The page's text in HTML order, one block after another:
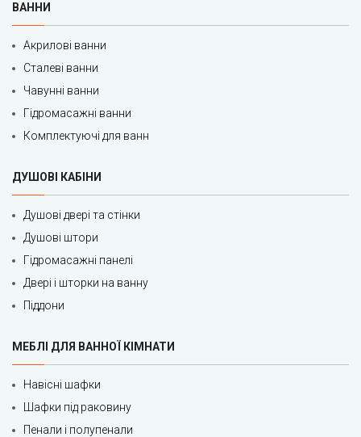
ВАННИ
Акрилові ванни
Сталеві ванни
Чавунні ванни
Гідромасажні ванни
Комплектуючі для ванн
ДУШОВІ КАБІНИ
Душові двері та стінки
Душові штори
Гідромасажні панелі
Двері і шторки на ванну
Піддони
МЕБЛІ ДЛЯ ВАННОЇ КІМНАТИ
Навісні шафки
Шафки під раковину
Пенали і полупенали